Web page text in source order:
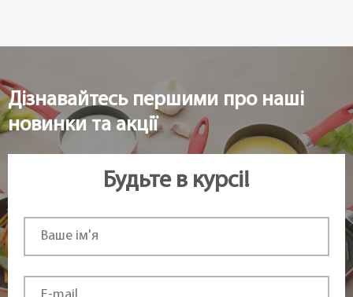
Дізнавайтесь першими про наші
новинки та акції
Будьте в курсі!